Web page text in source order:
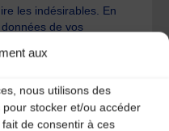
aux
nous utilisons des
stocker et/ou accéder
de consentir à ces
les indésirables. En
de vos